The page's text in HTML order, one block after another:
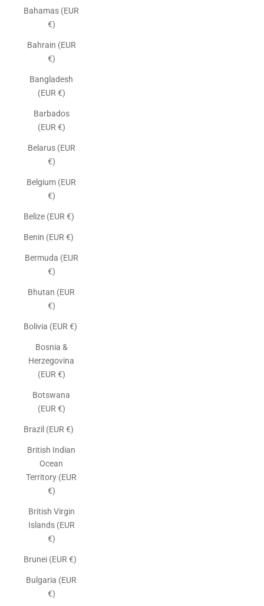
Bahamas (EUR
€)
Bahrain (EUR
€)
Bangladesh
(EUR €)
Barbados
(EUR €)
Belarus (EUR
€)
Belgium (EUR
€)
Belize (EUR €)
Benin (EUR €)
Bermuda (EUR
€)
Bhutan (EUR
€)
Bolivia (EUR €)
Bosnia &
Herzegovina
(EUR €)
Botswana
(EUR €)
Brazil (EUR €)
British Indian
Ocean
Territory (EUR
€)
British Virgin
Islands (EUR
€)
Brunei (EUR €)
Bulgaria (EUR
€)